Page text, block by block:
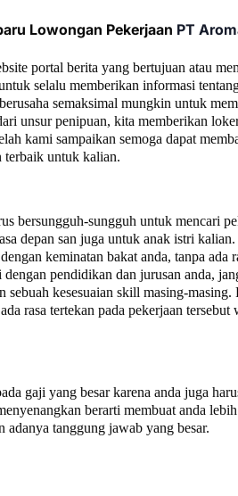
Lowongan Pekerjaan PT
portal berita yang bertujuan atau
selalu memberikan informasi
semaksimal mungkin untuk
unsur penipuan, kita memberikan
kami sampaikan semoga dapat
terbaik untuk kalian.
bersungguh-sungguh untuk mencari
depan san juga untuk anak istri
keminatan bakat anda, tanpa
dengan pendidikan dan jurusan anda,
sebuah kesesuaian skill masing-
rasa tertekan pada pekerjaan
gaji yang besar karena anda juga
berarti membuat anda
adanya tanggung jawab yang besar.